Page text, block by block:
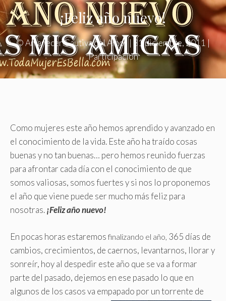
¡Feliz año nuevo!
©Amanecer Cautiva del Amor | 31 diciembre, 2011|
Participación
Como mujeres este año hemos aprendido y avanzado en
el conocimiento de la vida. Este año ha traído cosas
buenas y no tan buenas… pero hemos reunido fuerzas
para afrontar cada día con el conocimiento de que
somos valiosas, somos fuertes y si nos lo proponemos
el año que viene puede ser mucho más feliz para
nosotras.¡Feliz año nuevo!
En pocas horas estaremos finalizando el año, 365 días de
cambios, crecimientos, de caernos, levantarnos, llorar y
sonreír, hoy al despedir este año que se va a formar
parte del pasado, dejemos en ese pasado lo que en
algunos de los casos va empapado por un torrente de